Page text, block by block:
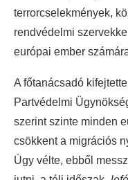
terrorcselekmények,
rendvédelmi
európai ember
A főtanácsadó
Partvédelmi
szerint szinte minden
csökkent a migrációs
Úgy vélte, ebből